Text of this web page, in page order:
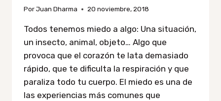
PorJuan Dharma 20 noviembre, 2018
Todos tenemos miedo a algo: Una situación,
un insecto, animal, objeto… Algo que
provoca que el corazón te lata demasiado
rápido, que te dificulta la respiración y que
paraliza todo tu cuerpo. El miedo es una de
las experiencias más comunes que